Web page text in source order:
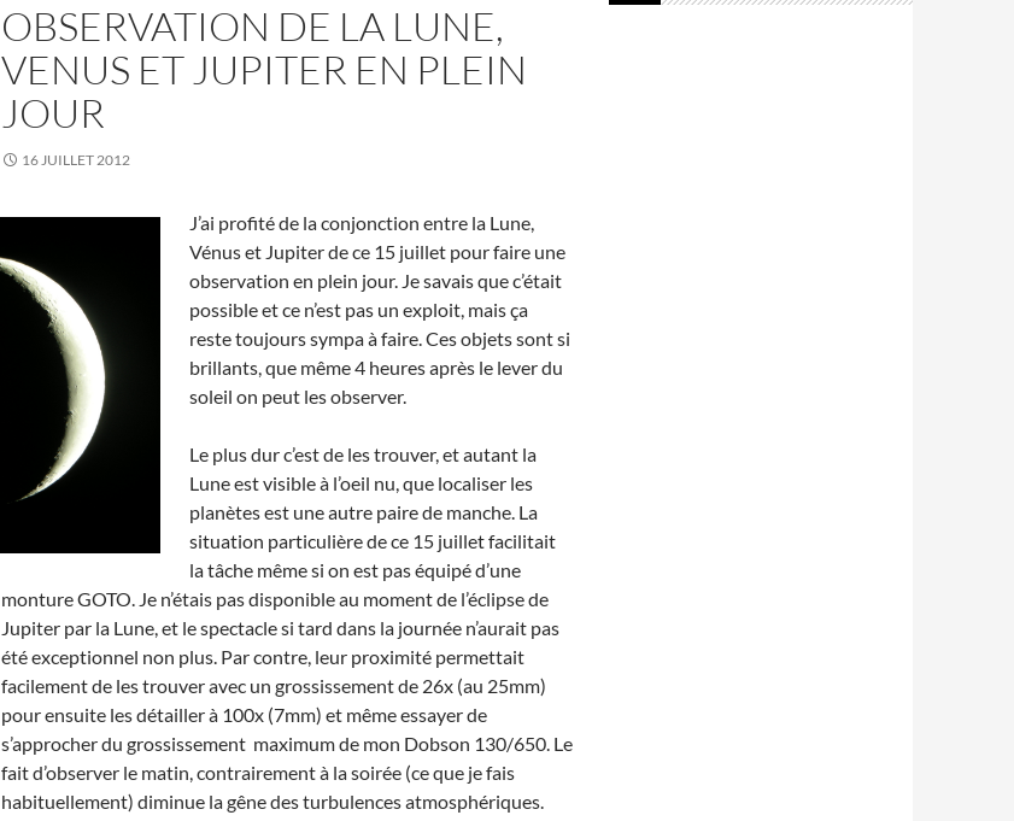
OBSERVATION DE LA LUNE,
VENUS ET JUPITER EN PLEIN
JOUR
16 JUILLET 2012
J’ai profité de la conjonction entre la Lune,
Vénus et Jupiter de ce 15 juillet pour faire une
observation en plein jour. Je savais que c’était
possible et ce n’est pas un exploit, mais ça
reste toujours sympa à faire. Ces objets sont si
brillants, que même 4 heures après le lever du
soleil on peut les observer.
Le plus dur c’est de les trouver, et autant la
Lune est visible à l’oeil nu, que localiser les
planètes est une autre paire de manche. La
situation particulière de ce 15 juillet facilitait
la tâche même si on est pas équipé d’une
monture GOTO. Je n’étais pas disponible au moment de l’éclipse de
Jupiter par la Lune, et le spectacle si tard dans la journée n’aurait pas
été exceptionnel non plus. Par contre, leur proximité permettait
facilement de les trouver avec un grossissement de 26x (au 25mm)
pour ensuite les détailler à 100x (7mm) et même essayer de
s’approcher du grossissement maximum de mon Dobson 130/650. Le
fait d’observer le matin, contrairement à la soirée (ce que je fais
habituellement) diminue la gêne des turbulences atmosphériques.